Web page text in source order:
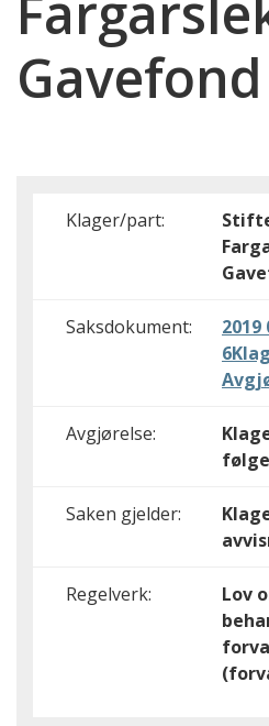
Gavefond
Klager/part:
Saksdokument:
2019
Avgjørelse:
følge
Saken gjelder:
Regelverk:
Lov